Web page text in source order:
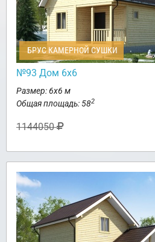
БРУС КАМЕРНОЙ СУШКИ
№93 Дом 6х6
Размер: 6х6 м
Общая площадь: 582
1144050